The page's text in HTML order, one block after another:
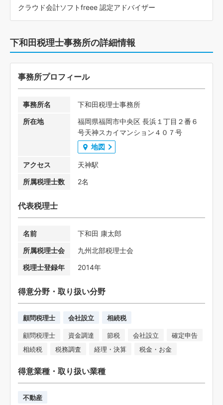
クラウド会計ソフトfreee 認定アドバイザー
下和田税理士事務所の詳細情報
事務所プロフィール
事務所名
下和田税理士事務所
所在地
福岡県福岡市中央区 長浜１丁目２番６
号天神スカイマンション４０７号
地図
アクセス
天神駅
所属税理士数
2名
代表税理士
名前
下和田 康太郎
所属税理士会
九州北部税理士会
税理士登録年
2014年
得意分野・取り扱い分野
顧問税理士 会社設立 相続税
顧問税理士 資金調達 節税 会社設立
確定申告
相続税
税務調査 経理・決算 税金・お金
得意業種・取り扱い業種
不動産